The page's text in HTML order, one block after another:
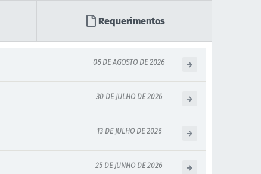
Requerimentos
06 DE AGOSTO DE 2026
30 DE JULHO DE 2026
13 DE JULHO DE 2026
25 DE JUNHO DE 2026